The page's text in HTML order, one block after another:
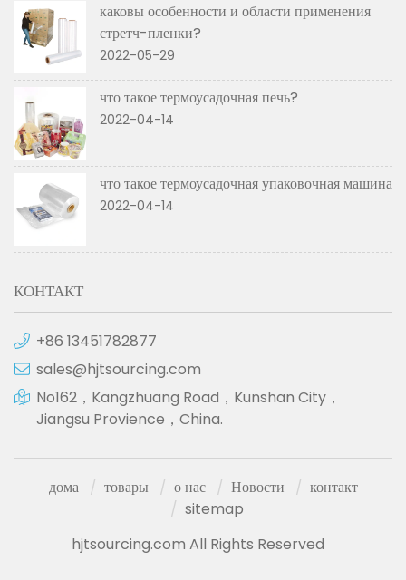
каковы особенности и области применения
стретч-пленки?
2022-05-29
что такое термоусадочная печь?
2022-04-14
что такое термоусадочная упаковочная машина
2022-04-14
КОНТАКТ
+86 13451782877
sales@hjtsourcing.com
No162，Kangzhuang Road，Kunshan City，
Jiangsu Provience，China.
дома товары о нас Новости
контакт
sitemap
hjtsourcing.com All Rights Reserved